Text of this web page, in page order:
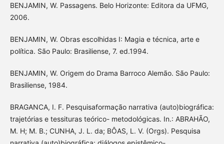
BENJAMIN, W. Passagens. Belo Horizonte: Editora da UFMG,
2006.
BENJAMIN, W. Obras escolhidas I: Magia e técnica, arte e
política. São Paulo: Brasiliense, 7. ed.1994.
BENJAMIN, W. Origem do Drama Barroco Alemão. São Paulo:
Brasiliense, 1984.
BRAGANCA, I. F. Pesquisaformação narrativa (auto)biográfica:
trajetórias e tessituras teórico- metodológicas. In.: ABRAHÃO,
M. H; M. B.; CUNHA, J. L. da; BÔAS, L. V. (Orgs). Pesquisa